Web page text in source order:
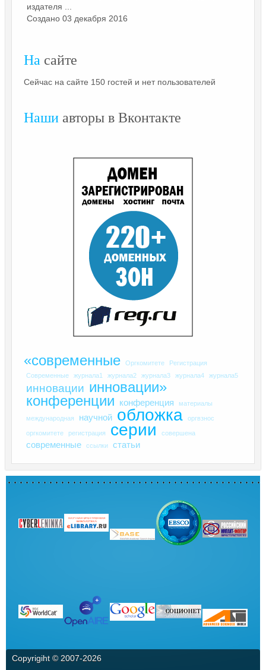
издателя ...
Создано 03 декабря 2016
На сайте
Сейчас на сайте 150 гостей и нет пользователей
Наши авторы в Вконтакте
«современные Оргкомитете
Регистрация
Современные
журнала1 журнала2 журнала3 журнала4 журнала5
инновации инновации»
конференции
конференция материалы
международная научной обложка оргвзнос
оргкомитете регистрация серии совершена
современные ссылки статьи
Copyrigiht © 2007-2026